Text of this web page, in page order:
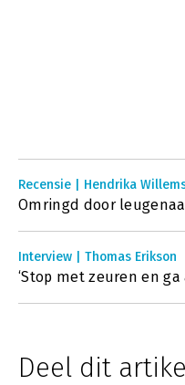
Recensie | Hendrika
Omringd door
Interview | Thomas Erikson
‘Stop met zeuren en ga
Deel dit